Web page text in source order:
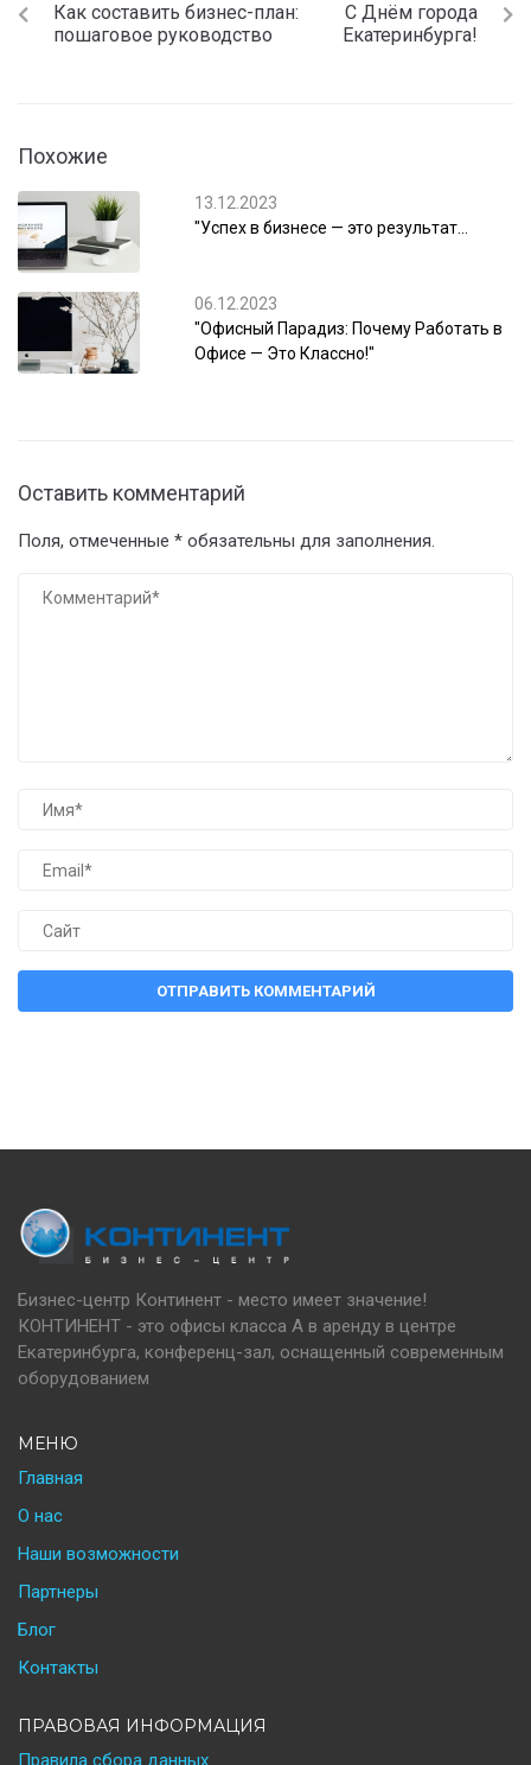
Как составить бизнес-план:
пошаговое руководство
С Днём города
Екатеринбурга!
Похожие
13.12.2023
"Успех в бизнесе — это результат…
06.12.2023
"Офисный Парадиз: Почему Работать в
Офисе — Это Классно!"
Оставить комментарий
Поля, отмеченные * обязательны для заполнения.
ОТПРАВИТЬ КОММЕНТАРИЙ
Бизнес-центр Континент - место имеет значение!
КОНТИНЕНТ - это офисы класса А в аренду в центре
Екатеринбурга, конференц-зал, оснащенный современным
оборудованием
МЕНЮ
Главная
О нас
Наши возможности
Партнеры
Блог
Контакты
ПРАВОВАЯ ИНФОРМАЦИЯ
Правила сбора данных